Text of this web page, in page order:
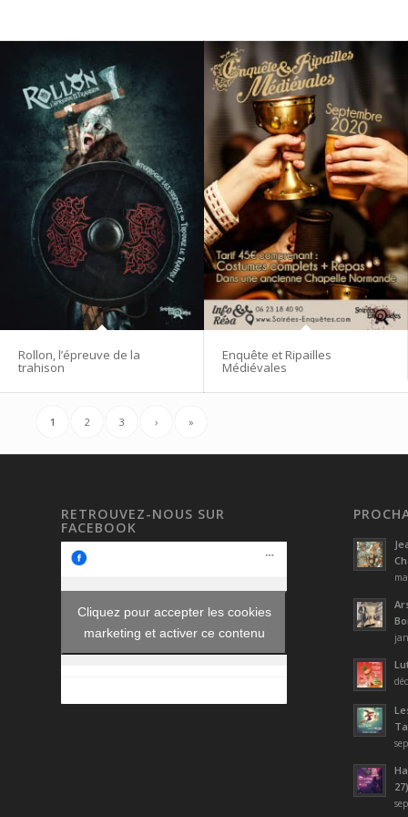
Rollon, l’épreuve de la
trahison
Enquête et Ripailles
Médiévales
1 2 3 › »
RETROUVEZ-NOUS SUR
FACEBOOK
Cliquez pour accepter les cookies
marketing et activer ce contenu